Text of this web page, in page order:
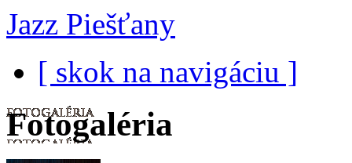
Jazz Piešťany
[ skok na navigáciu ]
Fotogaléria